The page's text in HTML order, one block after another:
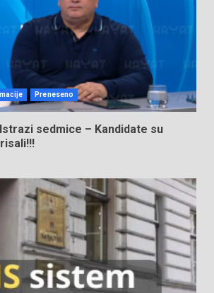
Preneseno
sedmice – Kandidate su